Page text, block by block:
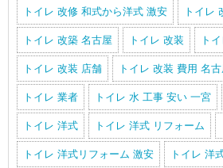
トイレ 改修 和式から洋式 激安 トイレ
トイレ 改築 名古屋 トイレ 改装 ト
トイレ 改装 店舗 トイレ 改装 費用 名古
トイレ 業者 トイレ 水 工事 安い 一宮
トイレ 洋式 トイレ 洋式 リフォーム
トイレ 洋式リフォーム 激安 トイレ 洋